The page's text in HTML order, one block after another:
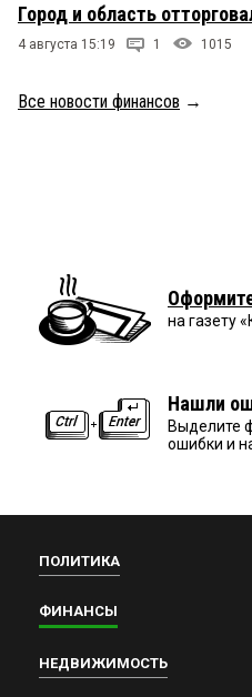
Город и область
4 августа 15:19 1 1015
Все новости финансов →
на газету
Нашли
Выделите
ошибки и
ПОЛИТИКА
ФИНАНСЫ
НЕДВИЖИМОСТЬ